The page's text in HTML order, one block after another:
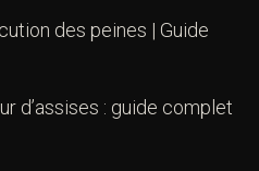
des peines | Guide
d’assises : guide complet